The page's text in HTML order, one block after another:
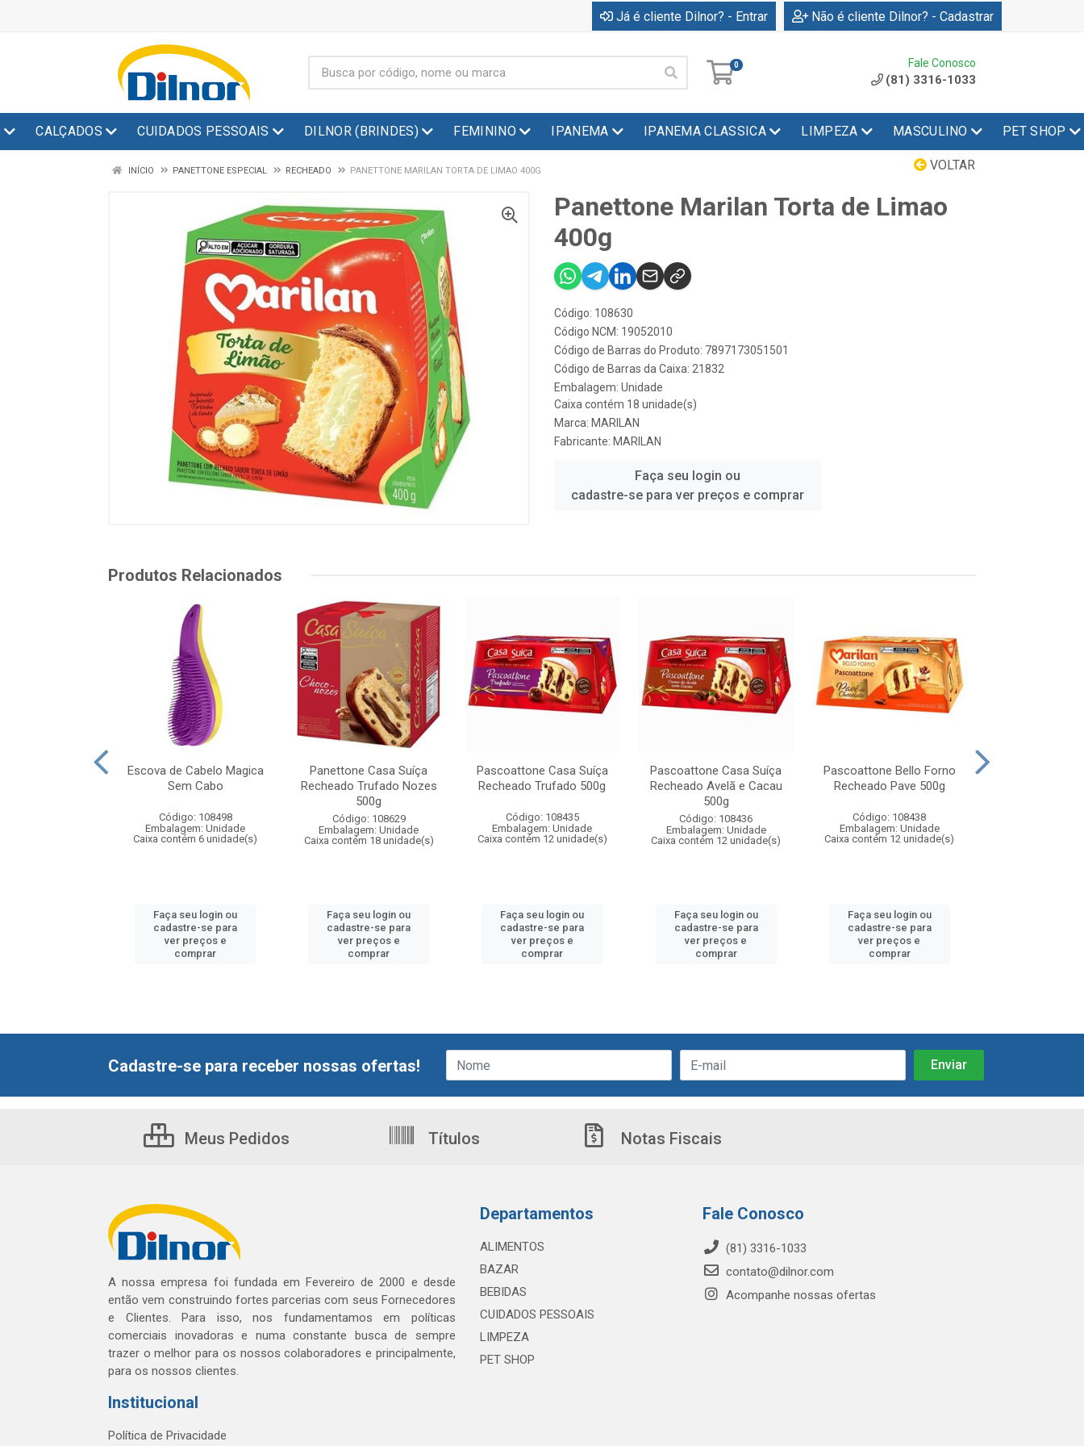
Já é cliente Dilnor? - Entrar Não é cliente Dilnor? - Cadastrar
0 Fale Conosco
(81) 3316-1033
CALÇADOS CUIDADOS PESSOAIS DILNOR (BRINDES) FEMININO IPANEMA IPANEMA CLASSICA LIMPEZA MASCULINO PET SHOP
VOLTAR
INÍCIO PANETTONE ESPECIAL RECHEADO PANETTONE MARILAN TORTA DE LIMAO 400G
Panettone Marilan Torta de Limao
400g
Código: 108630
Código NCM: 19052010
Código de Barras do Produto: 7897173051501
Código de Barras da Caixa: 21832
Embalagem: Unidade
Caixa contém 18 unidade(s)
Marca: MARILAN
Fabricante: MARILAN
Faça seu login ou
cadastre-se para ver preços e comprar
Produtos Relacionados
Escova de Cabelo Magica
Sem Cabo
Código: 108498
Embalagem: Unidade
Caixa contém 6 unidade(s)
Faça seu login ou
cadastre-se para
ver preços e
comprar
Panettone Casa Suíça
Recheado Trufado Nozes
500g
Código: 108629
Embalagem: Unidade
Caixa contém 18 unidade(s)
Faça seu login ou
cadastre-se para
ver preços e
comprar
Pascoattone Casa Suíça
Recheado Trufado 500g
Código: 108435
Embalagem: Unidade
Caixa contém 12 unidade(s)
Faça seu login ou
cadastre-se para
ver preços e
comprar
Pascoattone Casa Suíça
Recheado Avelã e Cacau
500g
Código: 108436
Embalagem: Unidade
Caixa contém 12 unidade(s)
Faça seu login ou
cadastre-se para
ver preços e
comprar
Pascoattone Bello Forno
Recheado Pave 500g
Código: 108438
Embalagem: Unidade
Caixa contém 12 unidade(s)
Faça seu login ou
cadastre-se para
ver preços e
comprar
Cadastre-se para receber nossas ofertas!
Meus Pedidos Títulos Notas Fiscais
A nossa empresa foi fundada em Fevereiro de 2000 e desde
então vem construindo fortes parcerias com seus Fornecedores
e Clientes. Para isso, nos fundamentamos em políticas
comerciais inovadoras e numa constante busca de sempre
trazer o melhor para os nossos colaboradores e principalmente,
para os nossos clientes.
Institucional
Política de Privacidade
Departamentos
ALIMENTOS
BAZAR
BEBIDAS
CUIDADOS PESSOAIS
LIMPEZA
PET SHOP
Fale Conosco
(81) 3316-1033
contato@dilnor.com
Acompanhe nossas ofertas